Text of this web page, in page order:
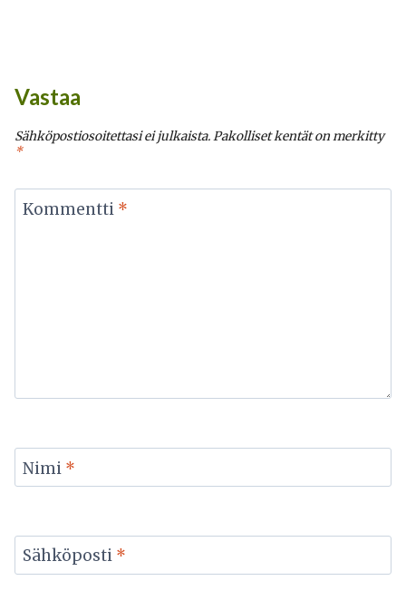
Vastaa
Sähköpostiosoitettasi ei julkaista.Pakolliset kentät on merkitty
*
Kommentti *
Nimi *
Sähköposti *